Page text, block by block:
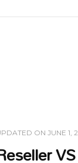
ONJUNE 1,